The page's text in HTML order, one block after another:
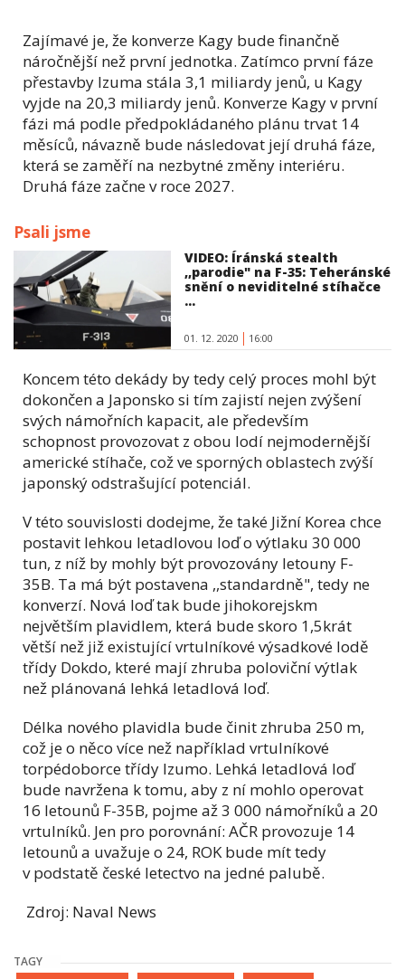
Zajímavé je, že konverze Kagy bude finančně
náročnější než první jednotka. Zatímco první fáze
přestavby Izuma stála 3,1 miliardy jenů, u Kagy
vyjde na 20,3 miliardy jenů. Konverze Kagy v první
fázi má podle předpokládaného plánu trvat 14
měsíců, návazně bude následovat její druhá fáze,
která se zaměří na nezbytné změny interiéru.
Druhá fáze začne v roce 2027.
Psali jsme
VIDEO: Íránská stealth
,,parodie" na F-35: Teheránské
snění o neviditelné stíhačce
...
01. 12. 2020 16:00
Koncem této dekády by tedy celý proces mohl být
dokončen a Japonsko si tím zajistí nejen zvýšení
svých námořních kapacit, ale především
schopnost provozovat z obou lodí nejmodernější
americké stíhače, což ve sporných oblastech zvýší
japonský odstrašující potenciál.
V této souvislosti dodejme, že také Jižní Korea chce
postavit lehkou letadlovou loď o výtlaku 30 000
tun, z níž by mohly být provozovány letouny F-
35B. Ta má být postavena ,,standardně", tedy ne
konverzí. Nová loď tak bude jihokorejskm
největším plavidlem, která bude skoro 1,5krát
větší než již existující vrtulníkové výsadkové lodě
třídy Dokdo, které mají zhruba poloviční výtlak
než plánovaná lehká letadlová loď.
Délka nového plavidla bude činit zhruba 250 m,
což je o něco více než například vrtulníkové
torpédoborce třídy Izumo. Lehká letadlová loď
bude navržena k tomu, aby z ní mohlo operovat
16 letounů F-35B, pojme až 3 000 námořníků a 20
vrtulníků. Jen pro porovnání: AČR provozuje 14
letounů a uvažuje o 24, ROK bude mít tedy
v podstatě české letectvo na jedné palubě.
Zdroj: Naval News
TAGY